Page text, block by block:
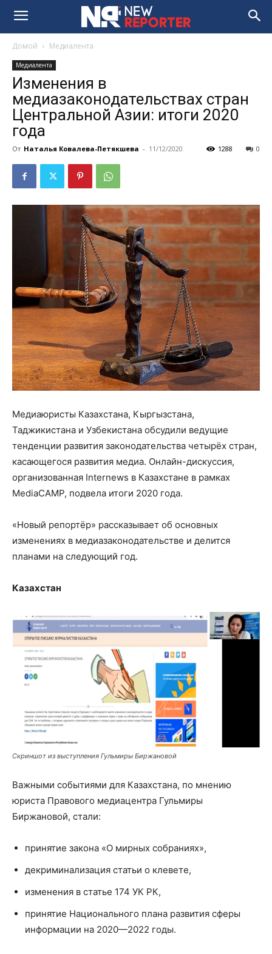
Домой Медиалента
Медиалента
Изменения в
медиазаконодательствах стран
Центральной Азии: итоги 2020
года
От Наталья Ковалева-Петякшева - 11/12/2020 0
1288
Медиаюристы Казахстана, Кыргызстана,
Таджикистана и Узбекистана обсудили ведущие
тенденции развития законодательства четырёх стран,
касающегося развития медиа. Онлайн-дискуссия,
организованная Internews в Казахстане в рамках
MediaCAMP, подвела итоги 2020 года.
«Новый репортёр» рассказывает об основных
изменениях в медиазаконодательстве и делится
планами на следующий год.
Казахстан
Скриншот из выступления Гульмиры Биржановой
Важными событиями для Казахстана, по мнению
юриста Правового медиацентра Гульмиры
Биржановой, стали:
принятие закона «О мирных собраниях»,
декриминализация статьи о клевете,
изменения в статье 174 УК РК,
принятие Национального плана развития сферы
информации на 2020—2022 годы.